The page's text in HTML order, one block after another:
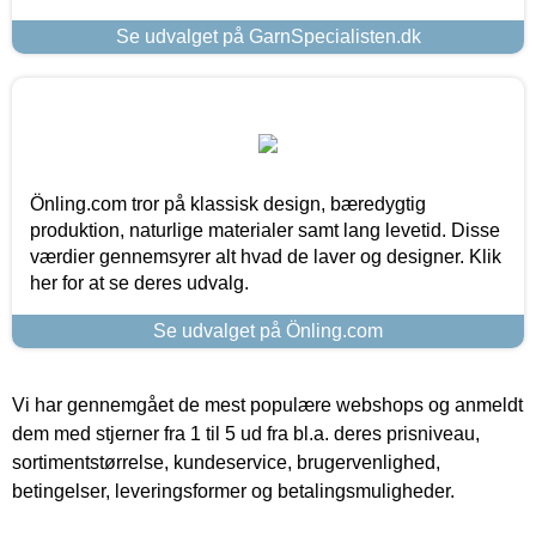
Se udvalget på GarnSpecialisten.dk
Önling.com tror på klassisk design, bæredygtig
produktion, naturlige materialer samt lang levetid. Disse
værdier gennemsyrer alt hvad de laver og designer. Klik
her for at se deres udvalg.
Se udvalget på Önling.com
Vi har gennemgået de mest populære webshops og anmeldt
dem med stjerner fra 1 til 5 ud fra bl.a. deres prisniveau,
sortimentstørrelse, kundeservice, brugervenlighed,
betingelser, leveringsformer og betalingsmuligheder.